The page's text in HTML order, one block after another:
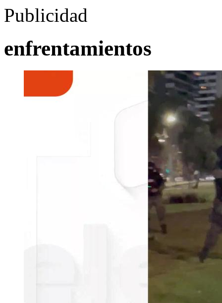
Publicidad
enfrentamientos